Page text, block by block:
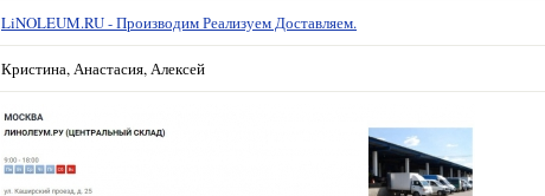
LiNOLEUM.RU - Производим Реализуем Доставляем.
Кристина, Анастасия, Алексей